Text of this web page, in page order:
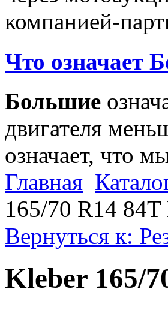
компанией-
Что означает
Большие
двигателя
означает, что
Главная
165/70 R14
Вернуться к:
Kleber 165/